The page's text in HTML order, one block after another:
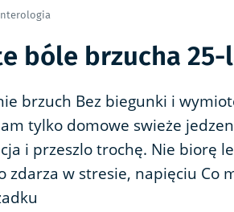
bóle brzucha
brzuch Bez biegunki i
tylko domowe swieże
i przeszlo trochę. Nie biorę
zdarza w stresie, napięciu Co